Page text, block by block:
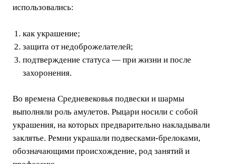
использовались:
как украшение;
защита от недоброжелателей;
подтверждение статуса — при жизни и после
захоронения.
Во времена Средневековья подвески и шармы
выполняли роль амулетов. Рыцари носили с собой
украшения, на которых предварительно накладывали
заклятье. Ремни украшали подвесками-брелоками,
обозначающими происхождение, род занятий и